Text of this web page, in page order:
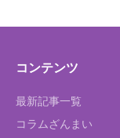
コンテンツ
最新記事一覧
コラムざんまい